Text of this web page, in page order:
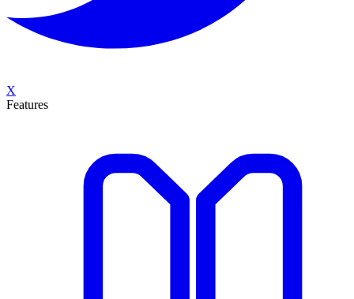
X
Features